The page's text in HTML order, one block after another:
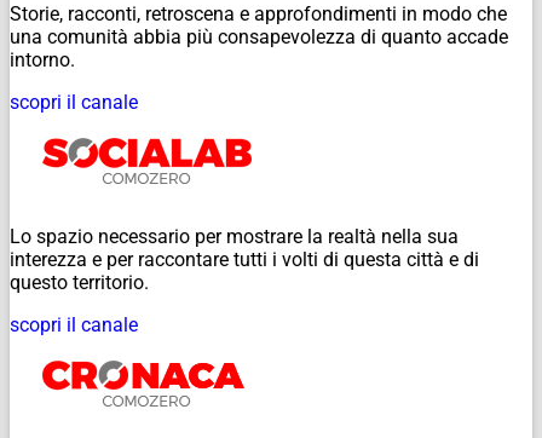
Storie, racconti, retroscena e approfondimenti in modo che
una comunità abbia più consapevolezza di quanto accade
intorno.
scopri il canale
Lo spazio necessario per mostrare la realtà nella sua
interezza e per raccontare tutti i volti di questa città e di
questo territorio.
scopri il canale